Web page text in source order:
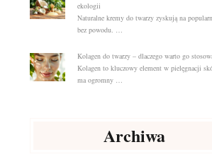
ekologii
Naturalne kremy do twarzy zyskują na
bez powodu. …
Kolagen do twarzy – dlaczego warto go
Kolagen to kluczowy element w pielęgnacji
ma ogromny …
Archiwa